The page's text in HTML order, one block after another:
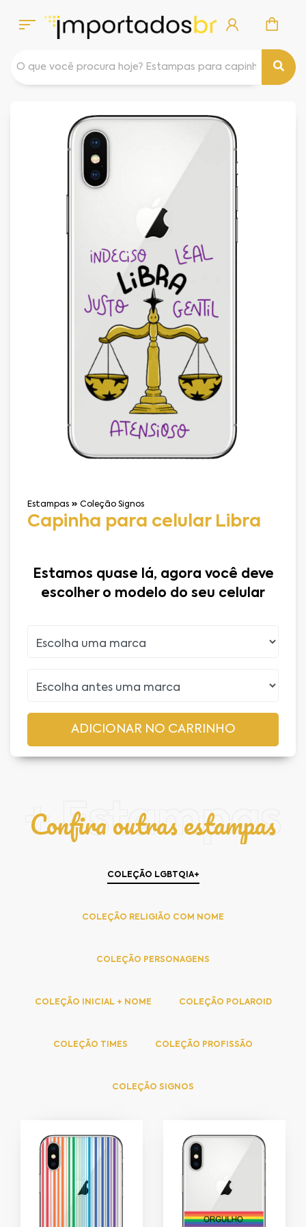
Estampas Coleção Signos
Capinha para celular Libra
Estamos quase lá, agora você deve
escolher o modelo do seu celular
Confira outras estampas
+ Estampas
COLEÇÃO LGBTQIA+
COLEÇÃO RELIGIÃO COM NOME
COLEÇÃO PERSONAGENS
COLEÇÃO INICIAL + NOME COLEÇÃO POLAROID
COLEÇÃO TIMES COLEÇÃO PROFISSÃO
COLEÇÃO SIGNOS